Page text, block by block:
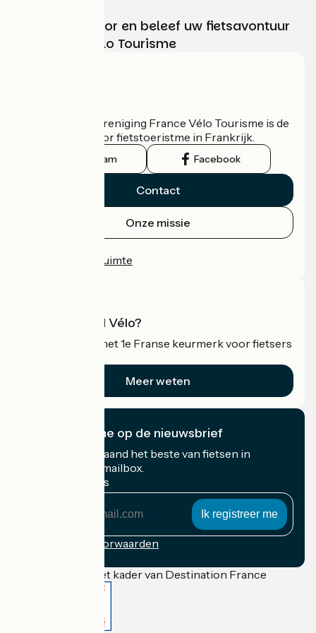
Kies, bereid voor en beleef uw fietsavontuur
met France Vélo Tourisme
De nationale vereniging France Vélo Tourisme is de
officiële gids voor fietstoeristme in Frankrijk.
Instagram Facebook
Contact
Onze missie
Professionele ruimte
Wat is Accueil Vélo?
Accueil Vélo is het 1e Franse keurmerk voor fietsers
Meer weten
Ik abonneer me op de nieuwsbrief
Ontvang elke maand het beste van fietsen in
Frankrijk in uw mailbox.
Mijn e-mailadres
Inschrijvingsvoorwaarden
Gefinancierd in het kader van Destination France